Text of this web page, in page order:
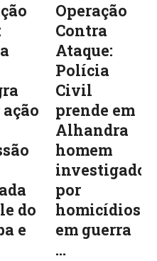
do
e
Operação
Contra
Ataque:
Polícia
Civil
prende em
Alhandra
homem
investigado
por
homicídios
em guerra
...